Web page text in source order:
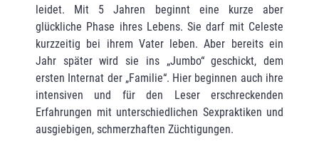
leidet. Mit 5 Jahren beginnt eine kurze aber
glückliche Phase ihres Lebens. Sie darf mit Celeste
kurzzeitig bei ihrem Vater leben. Aber bereits ein
Jahr später wird sie ins „Jumbo“ geschickt, dem
ersten Internat der „Familie“. Hier beginnen auch ihre
intensiven und für den Leser erschreckenden
Erfahrungen mit unterschiedlichen Sex­praktiken und
ausgiebigen, schmerzhaften Züchtigungen.